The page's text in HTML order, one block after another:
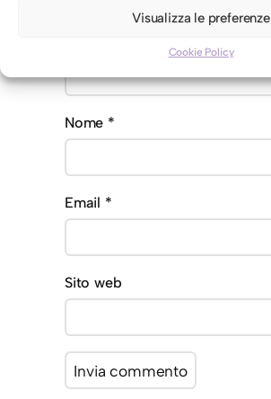
Visualizza le preferenze
Cookie Policy
Nome *
Email *
Sito web